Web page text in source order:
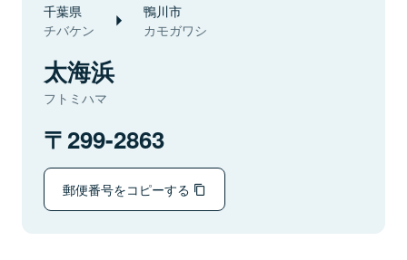
千葉県
チバケン
鴨川市
カモガワシ
太海浜
フトミハマ
299-2863
郵便番号をコピーする